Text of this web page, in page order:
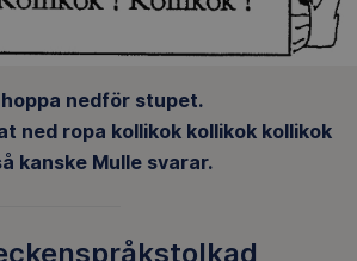
hoppa nedför stupet.
ned ropa kollikok kollikok kollikok
kanske Mulle svarar.